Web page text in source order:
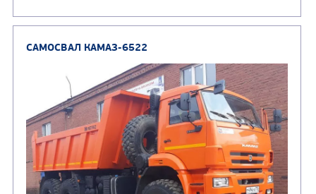
Автогудронаторы Комбинированные
САМОСВАЛ КАМАЗ-45143